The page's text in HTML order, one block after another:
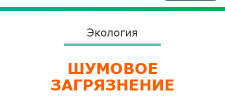
Экология
ШУМОВОЕ
ЗАГРЯЗНЕНИЕ